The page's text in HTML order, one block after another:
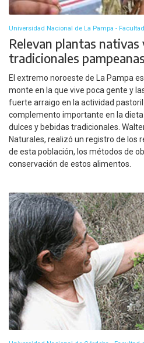
Universidad Nacional de La Pampa -
Relevan plantas nativas
tradicionales pampeanas
El extremo noroeste de La Pampa
monte en la que vive poca gente y
fuerte arraigo en la actividad
complemento importante en la
dulces y bebidas tradicionales.
Naturales, realizó un registro de los
de esta población, los métodos de
conservación de estos alimentos.